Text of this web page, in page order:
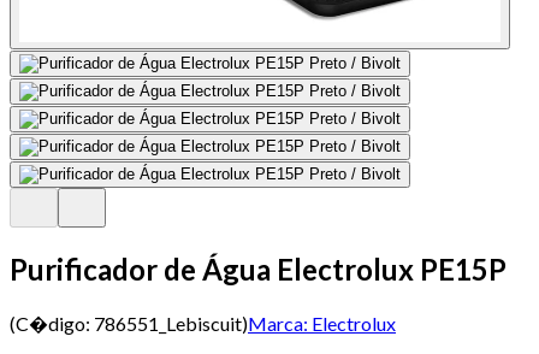
Purificador de Água Electrolux PE15P
(C�digo: 786551_Lebiscuit)Marca: Electrolux